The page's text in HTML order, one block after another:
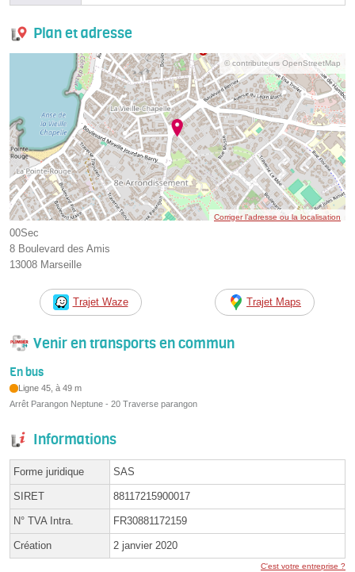
Plan et adresse
© contributeurs OpenStreetMap
Corriger l’adresse ou la localisation
00Sec
8 Boulevard des Amis
13008 Marseille
Trajet Waze Trajet Maps
Venir en transports en commun
En bus
Ligne 45, à 49 m
Arrêt Parangon Neptune - 20 Traverse parangon
Informations
Forme juridique SAS
SIRET 88117215900017
N° TVA Intra. FR30881172159
Création 2 janvier 2020
C'est votre entreprise ?